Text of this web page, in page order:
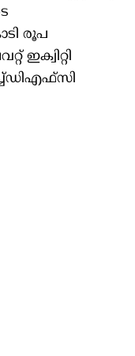
രൂപ
ഇക്വിറ്റി